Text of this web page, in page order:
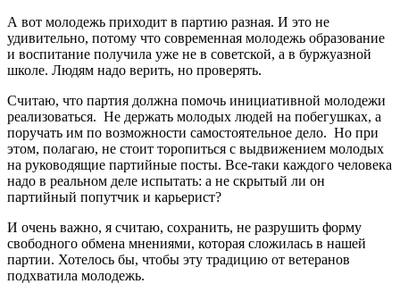
А вот молодежь приходит в партию разная. И это не
удивительно, потому что современная молодежь образование
и воспитание получила уже не в советской, а в буржуазной
школе. Людям надо верить, но проверять.
Считаю, что партия должна помочь инициативной молодежи
реализоваться. Не держать молодых людей на побегушках, а
поручать им по возможности самостоятельное дело. Но при
этом, полагаю, не стоит торопиться с выдвижением молодых
на руководящие партийные посты. Все-таки каждого человека
надо в реальном деле испытать: а не скрытый ли он
партийный попутчик и карьерист?
И очень важно, я считаю, сохранить, не разрушить форму
свободного обмена мнениями, которая сложилась в нашей
партии. Хотелось бы, чтобы эту традицию от ветеранов
подхватила молодежь.